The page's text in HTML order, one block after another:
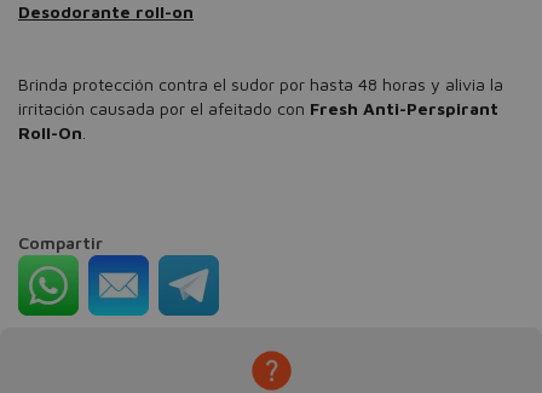
Desodorante roll-on
Brinda protección contra el sudor por hasta 48 horas y alivia la
irritación causada por el afeitado con Fresh Anti-Perspirant
Roll-On
Compartir